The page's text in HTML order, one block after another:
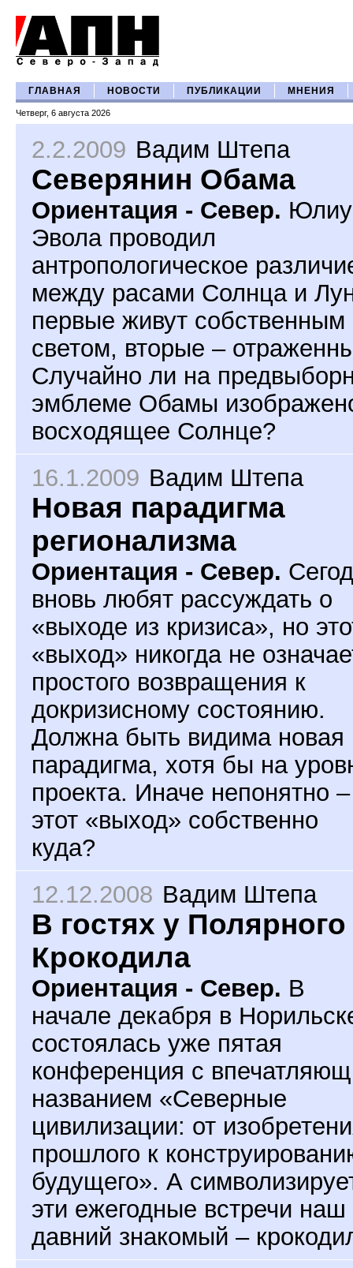
ГЛАВНАЯ НОВОСТИ ПУБЛИКАЦИИ МНЕНИЯ
Четверг, 6 августа 2026
2.2.2009 Вадим Штепа
Северянин Обама
Ориентация - Север.
Эвола проводил
антропологическое
между расами Солнца и
первые живут собственным
светом, вторые –
Случайно ли на
эмблеме Обамы
восходящее Солнце?
16.1.2009 Вадим Штепа
Новая парадигма
регионализма
Ориентация - Север.
вновь любят рассуждать о
«выходе из кризиса», но
«выход» никогда не
простого возвращения к
докризисному состоянию.
Должна быть видима новая
парадигма, хотя бы на
проекта. Иначе непонятно –
этот «выход» собственно
куда?
12.12.2008 Вадим Штепа
В гостях у Полярного
Крокодила
Ориентация - Север. В
начале декабря в
состоялась уже пятая
конференция с
названием «Северные
цивилизации: от
прошлого к
будущего». А
эти ежегодные встречи наш
давний знакомый –